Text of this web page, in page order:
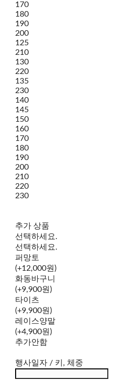
170
180
190
200
125
210
130
220
135
230
140
145
150
160
170
180
190
200
210
220
230
추가 상품
선택하세요.
선택하세요.
퍼망토
(+12,000원)
화동바구니
(+9,900원)
타이츠
(+9,900원)
레이스양말
(+4,900원)
추가안함
행사일자 / 키, 체중